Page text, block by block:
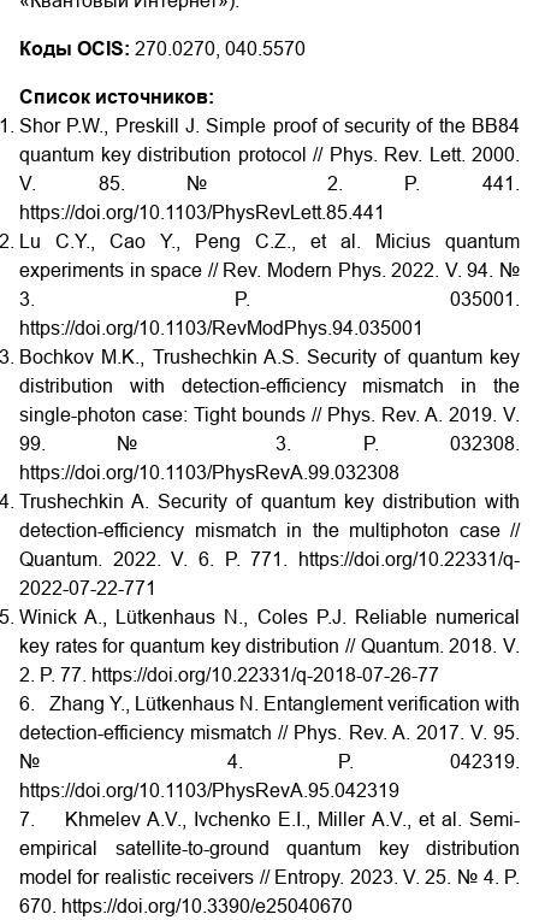
Коды OCIS: 270.0270, 040.5570
Список источников:
Shor P.W., Preskill J. Simple proof of security of the BB84
quantum key distribution protocol // Phys. Rev. Lett. 2000.
V. 85. № 2. P. 441.
https://doi.org/10.1103/PhysRevLett.85.441
Lu C.Y., Cao Y., Peng C.Z., et al. Micius quantum
experiments in space // Rev. Modern Phys. 2022. V. 94. №
3. P. 035001.
https://doi.org/10.1103/RevModPhys.94.035001
Bochkov M.K., Trushechkin A.S. Security of quantum key
distribution with detection-efficiency mismatch in the
single-photon case: Tight bounds // Phys. Rev. A. 2019. V.
99. № 3. P. 032308.
https://doi.org/10.1103/PhysRevA.99.032308
Trushechkin A. Security of quantum key distribution with
detection-efficiency mismatch in the multiphoton case //
Quantum. 2022. V. 6. P. 771.
https://doi.org/10.22331/q-
2022-07-22-771
Winick A., Lütkenhaus N., Coles P.J. Reliable numerical
key rates for quantum key distribution // Quantum. 2018. V.
2. P. 77. https://doi.org/10.22331/q-2018-07-26-77
6. Zhang Y., Lütkenhaus N. Entanglement verification with
detection-efficiency mismatch // Phys. Rev. A. 2017. V. 95.
№ 4. P. 042319.
https://doi.org/10.1103/PhysRevA.95.042319
7. Khmelev A.V., Ivchenko E.I., Miller A.V., et al. Semi-
empirical satellite-to-ground quantum key distribution
model for realistic receivers // Entropy. 2023. V. 25. № 4. P.
670. https://doi.org/10.3390/e25040670